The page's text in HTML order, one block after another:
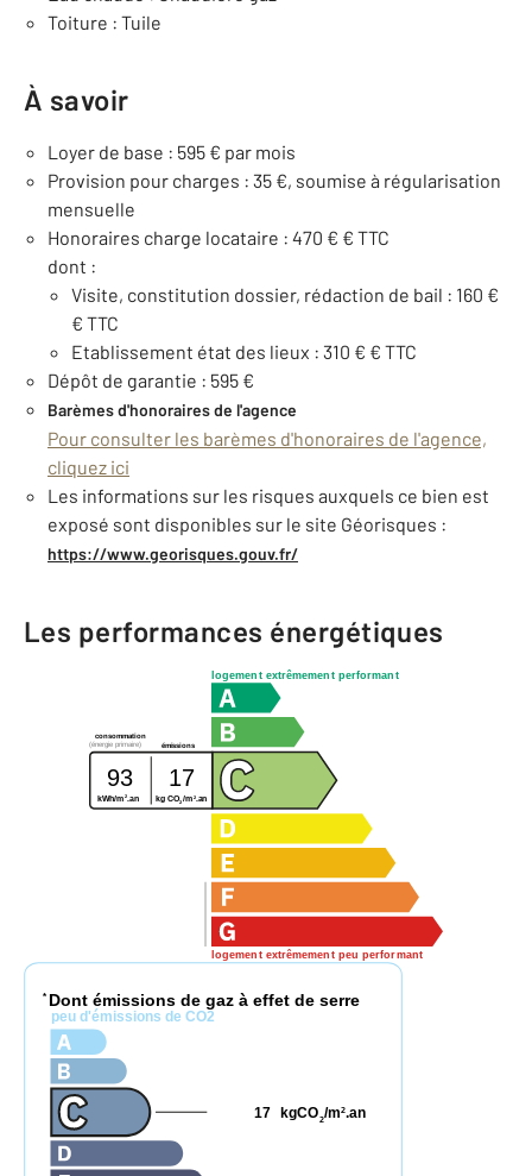
Toiture : Tuile
À savoir
Loyer de base : 595 € par mois
Provision pour charges : 35 €, soumise à régularisation
mensuelle
Honoraires charge locataire : 470 € € TTC
dont :
Visite, constitution dossier, rédaction de bail : 160 €
€ TTC
Etablissement état des lieux : 310 € € TTC
Dépôt de garantie : 595 €
Barèmes d'honoraires de l'agence
Pour consulter les barèmes d'honoraires de l'agence,
cliquez ici
Les informations sur les risques auxquels ce bien est
exposé sont disponibles sur le site Géorisques :
https://www.georisques.gouv.fr/
Les performances énergétiques
logement extrêmement performant
logement extrêmement peu performant
consommation
émissions
(énergie primaire)
93 17
kWh/m 2 .an kg CO2/m2.an
* Dont émissions de gaz à effet de serre
peu d'émissions de CO2
kgCO2/m2.an
17